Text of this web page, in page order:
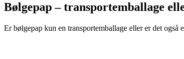
Bølgepap – transportemballage
Er bølgepap kun en transportemballage eller er det også